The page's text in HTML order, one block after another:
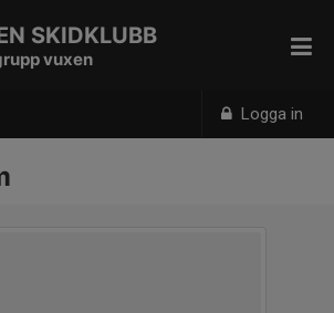
Logga in
SKIDKLUBB
vuxen